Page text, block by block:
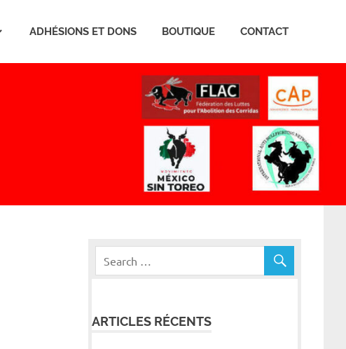
ADHÉSIONS ET DONS BOUTIQUE CONTACT
ARTICLES RÉCENTS